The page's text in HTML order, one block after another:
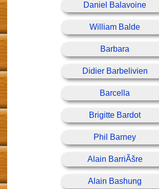
Daniel Balavoine
William Balde
Barbara
Didier Barbelivien
Barcella
Brigitte Bardot
Phil Barney
Alain BarriÃšre
Alain Bashung